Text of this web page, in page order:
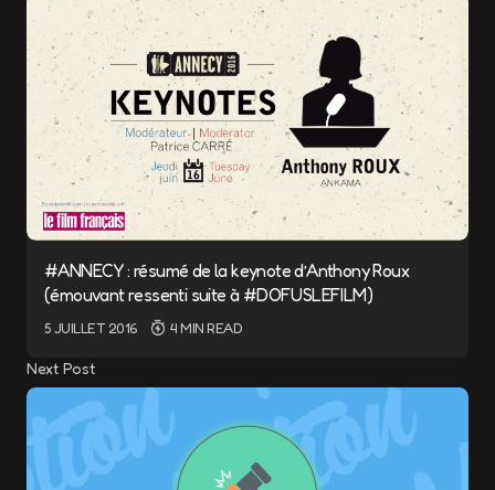
#ANNECY : résumé de la keynote d’Anthony Roux
(émouvant ressenti suite à #DOFUSLEFILM)
5 JUILLET 2016 4 MIN READ
Next Post